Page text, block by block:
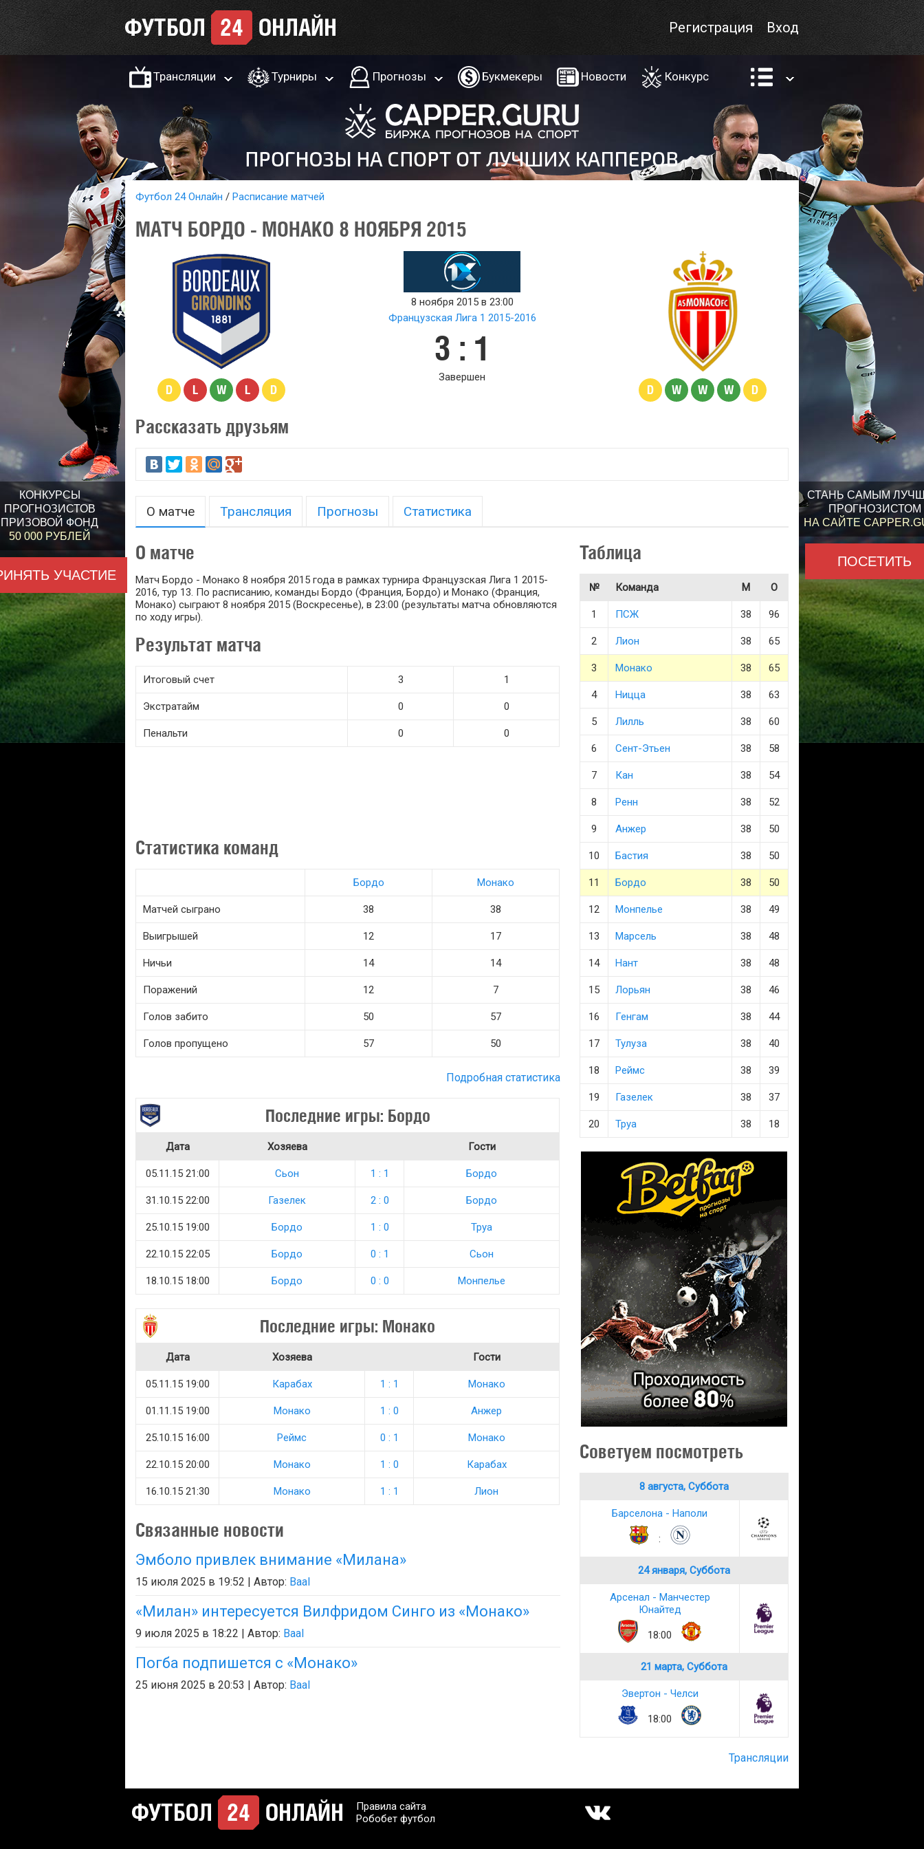
КОНКУРСЫ
ПРОГНОЗИСТОВ
ПРИЗОВОЙ ФОНД
50 000 РУБЛЕЙ
УЧАСТИЕ
СТАНЬ САМЫМ
ПРОГНОЗИСТОМ
НА САЙТЕ
ПОСЕТИТЬ
Вход
Регистрация
Трансляции Турниры Прогнозы Букмекеры Новости Конкурс
Футбол 24 Онлайн Расписание матчей
МАТЧ БОРДО - МОНАКО 8 НОЯБРЯ 2015
D L W L D
8 ноября 2015 в 23:00
Французская Лига 1 2015-2016
3 : 1
Завершен
D W W W D
Рассказать друзьям
О матче Трансляция Прогнозы Статистика
О матче
Матч Бордо - Монако 8 ноября 2015 года в рамках турнира Французская Лига 1 2015-
2016, тур 13. По расписанию, команды Бордо (Франция, Бордо) и Монако (Франция,
Монако) сыграют 8 ноября 2015 (Воскресенье), в 23:00 (результаты матча обновляются
по ходу игры).
Результат матча
Итоговый счет 3 1
Экстратайм 0 0
Пенальти 0 0
Статистика команд
Бордо Монако
Матчей сыграно 38 38
Выигрышей 12 17
Ничьи 14 14
Поражений 12 7
Голов забито 50 57
Голов пропущено 57 50
Подробная статистика
Последние игры: Бордо
Дата Хозяева Гости
05.11.15 21:00 Сьон 1 : 1 Бордо
31.10.15 22:00 Газелек 2 : 0 Бордо
25.10.15 19:00 Бордо 1 : 0 Труа
22.10.15 22:05 Бордо 0 : 1 Сьон
18.10.15 18:00 Бордо 0 : 0 Монпелье
Последние игры: Монако
Дата Хозяева Гости
05.11.15 19:00 Карабах 1 : 1 Монако
01.11.15 19:00 Монако 1 : 0 Анжер
25.10.15 16:00 Реймс 0 : 1 Монако
22.10.15 20:00 Монако 1 : 0 Карабах
16.10.15 21:30 Монако 1 : 1 Лион
Связанные новости
Эмболо привлек внимание «Милана»
15 июля 2025 в 19:52 | Автор: Baal
«Милан» интересуется Вилфридом Синго из «Монако»
9 июля 2025 в 18:22 | Автор: Baal
Погба подпишется с «Монако»
25 июня 2025 в 20:53 | Автор: Baal
Таблица
№ Команда М О
1 ПСЖ 38 96
2 Лион 38 65
3 Монако 38 65
4 Ницца 38 63
5 Лилль 38 60
6 Сент-Этьен 38 58
7 Кан 38 54
8 Ренн 38 52
9 Анжер 38 50
10 Бастия 38 50
11 Бордо 38 50
12 Монпелье 38 49
13 Марсель 38 48
14 Нант 38 48
15 Лорьян 38 46
16 Генгам 38 44
17 Тулуза 38 40
18 Реймс 38 39
19 Газелек 38 37
20 Труа 38 18
Советуем посмотреть
8 августа, Суббота
Барселона - Наполи
:
24 января, Суббота
Арсенал - Манчестер
Юнайтед
18:00
21 марта, Суббота
Эвертон - Челси
18:00
Трансляции
Правила сайта
Робобет футбол